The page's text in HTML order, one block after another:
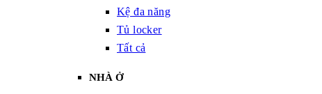
Kệ đa năng
Tủ locker
Tất cả
NHÀ Ở